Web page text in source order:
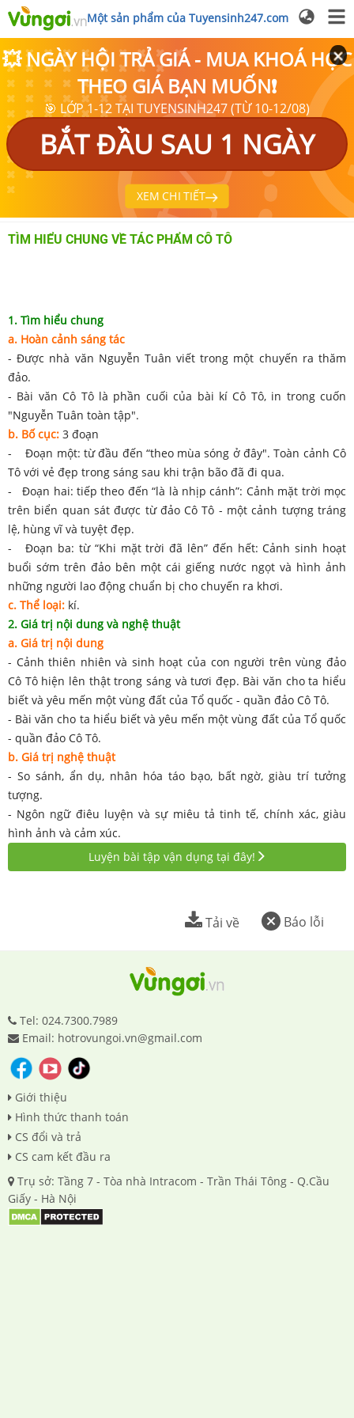
Một sản phẩm của Tuyensinh247.com
💥 NGÀY HỘI TRẢ GIÁ - MUA KHOÁ HỌC
THEO GIÁ BẠN MUỐN❗
🎯 LỚP 1-12 TẠI TUYENSINH247 (TỪ 10-12/08)
BẮT ĐẦU SAU 1 NGÀY
XEM CHI TIẾT
TÌM HIỂU CHUNG VỀ TÁC PHẨM CÔ TÔ
1. Tìm hiểu chung
a. Hoàn cảnh sáng tác
- Được nhà văn Nguyễn Tuân viết trong một chuyến ra thăm
đảo.
- Bài văn Cô Tô là phần cuối của bài kí Cô Tô, in trong cuốn
"Nguyễn Tuân toàn tập".
b. Bố cục: 3 đoạn
- Đoạn một: từ đầu đến “theo mùa sóng ở đây". Toàn cảnh Cô
Tô với vẻ đẹp trong sáng sau khi trận bão đã đi qua.
- Đoạn hai: tiếp theo đến “là là nhịp cánh”: Cảnh mặt trời mọc
trên biển quan sát được từ đảo Cô Tô - một cảnh tượng tráng
lệ, hùng vĩ và tuyệt đẹp.
- Đoạn ba: từ “Khi mặt trời đã lên” đến hết: Cảnh sinh hoạt
buổi sớm trên đảo bên một cái giếng nước ngọt và hình ảnh
những người lao động chuẩn bị cho chuyến ra khơi.
c. Thể loại: kí.
2. Giá trị nội dung và nghệ thuật
a. Giá trị nội dung
- Cảnh thiên nhiên và sinh hoạt của con người trên vùng đảo
Cô Tô hiện lên thật trong sáng và tươi đẹp. Bài văn cho ta hiểu
biết và yêu mến một vùng đất của Tổ quốc - quần đảo Cô Tô.
- Bài văn cho ta hiểu biết và yêu mến một vùng đất của Tổ quốc
- quần đảo Cô Tô.
b. Giá trị nghệ thuật
- So sánh, ẩn dụ, nhân hóa táo bạo, bất ngờ, giàu trí tưởng
tượng.
- Ngôn ngữ điêu luyện và sự miêu tả tinh tế, chính xác, giàu
hình ảnh và cảm xúc.
Luyện bài tập vận dụng tại đây!
Báo lỗi
Tải về
Tel: 024.7300.7989
Email: hotrovungoi.vn@gmail.com
Giới thiệu
Hình thức thanh toán
CS đổi và trả
CS cam kết đầu ra
Trụ sở: Tầng 7 - Tòa nhà Intracom - Trần Thái Tông - Q.Cầu
Giấy - Hà Nội